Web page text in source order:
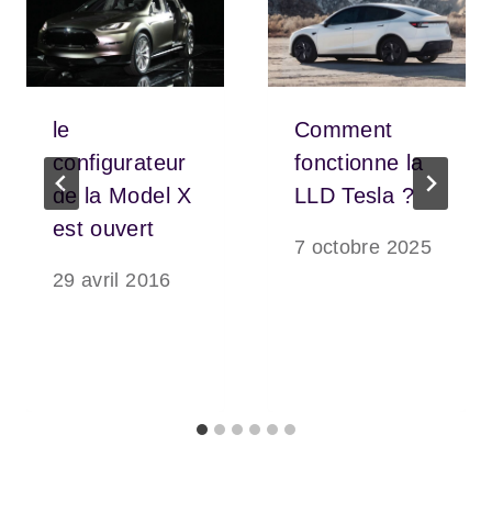
le
configurateur
de la Model X
est ouvert
29 avril 2016
Comment
fonctionne la
LLD Tesla ?
7 octobre 2025